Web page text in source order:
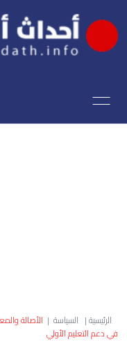
الرئيسية| السياسة | الأصالة
في دعم التعليم الأولي